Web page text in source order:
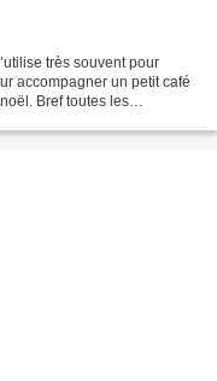
très souvent pour
accompagner un petit café
Bref toutes les